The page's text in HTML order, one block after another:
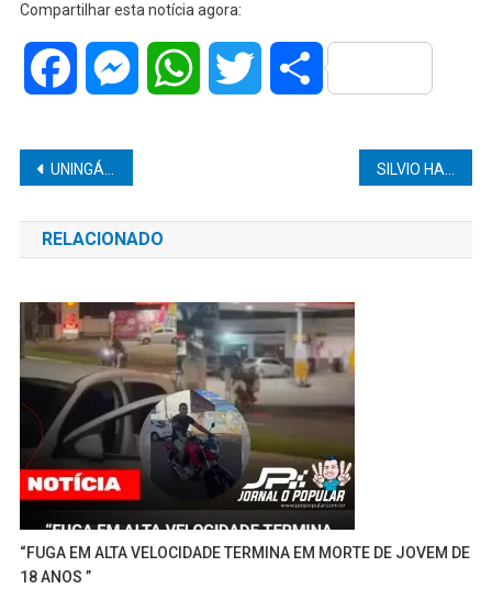
Compartilhar esta notícia agora:
Facebook MessengerWhatsAppTwitter Share
Navegação
de
Post
UNINGÁ, REFERÊNCIA NACIONAL EM QUALIDADE DE ENSINO, CHEGOU À MARÍLIA TRAZENDO OPORTUNIDADES INCRÍVEIS PARA VOCÊ QUE QUER UM ENSINO DE QUALIDADE. SILVIO HARADA, GERENTE DA COOPERATIVA SUL BRASIL, VEM LEMBRAR A IMPORTÂNCIA DA PRESERVAÇÃO NO DIA DA ÁRVORE
RELACIONADO
“FUGA EM ALTA VELOCIDADE TERMINA EM MORTE DE JOVEM DE
18 ANOS ”